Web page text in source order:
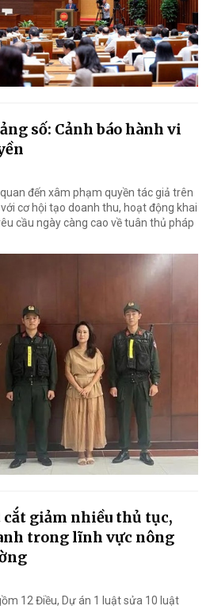
số: Cảnh báo hành vi
quan đến xâm phạm quyền tác giả trên
cơ hội tạo doanh thu, hoạt động khai
cầu ngày càng cao về tuân thủ pháp
giảm nhiều thủ tục,
trong lĩnh vực nông
12 Điều, Dự án 1 luật sửa 10 luật